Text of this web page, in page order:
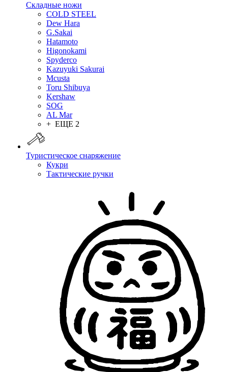
Складные ножи
COLD STEEL
Dew Hara
G.Sakai
Hatamoto
Higonokami
Spyderco
Kazuyuki Sakurai
Mcusta
Toru Shibuya
Kershaw
SOG
AL Mar
+ ЕЩЕ 2
Туристическое снаряжение
Кукри
Тактические ручки